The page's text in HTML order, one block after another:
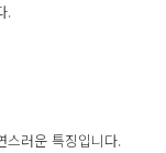
.
러운 특징입니다.